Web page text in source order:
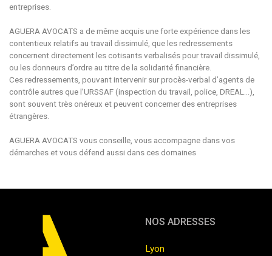
entreprises.
AGUERA AVOCATS a de même acquis une forte expérience dans les
contentieux relatifs au travail dissimulé, que les redressements
concernent directement les cotisants verbalisés pour travail dissimulé,
ou les donneurs d’ordre au titre de la solidarité financière.
Ces redressements, pouvant intervenir sur procès-verbal d’agents de
contrôle autres que l’URSSAF (inspection du travail, police, DREAL…),
sont souvent très onéreux et peuvent concerner des entreprises
étrangères.
AGUERA AVOCATS vous conseille, vous accompagne dans vos
démarches et vous défend aussi dans ces domaines
NOS ADRESSES
Lyon